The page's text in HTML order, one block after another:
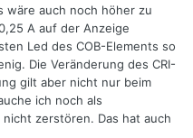
wäre auch noch höher zu
A auf der Anzeige
Led des COB-Elements so
Die Veränderung des CRI-
gilt aber nicht nur beim
ich noch als
zerstören. Das hat auch